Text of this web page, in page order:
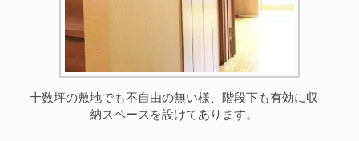
十数坪の敷地でも不自由の無い様、階段下も有効に収
納スペースを設けてあります。